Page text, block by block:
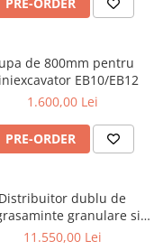
de 800mm pentru
EB10/EB12
1.600,00 Lei
PRE-ORDER
Distribuitor dublu de
granulare si
antiderapant, sistem
11.550,00 Lei